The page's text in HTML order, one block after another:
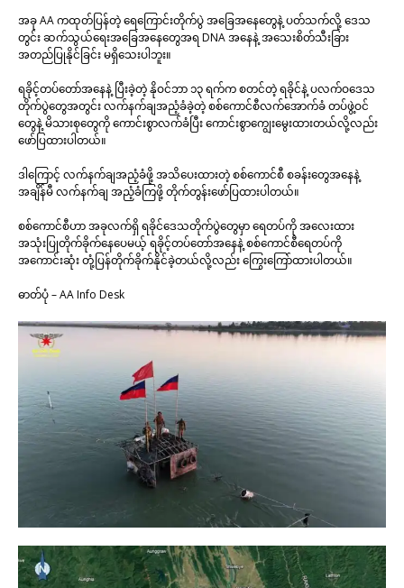
အခု AA ကထုတ်ပြန်တဲ့ ရေကြောင်းတိုက်ပွဲ အခြေအနေတွေနဲ့ ပတ်သက်လို့ ဒေသ
တွင်း ဆက်သွယ်ရေးအခြေအနေတွေအရ DNA အနေနဲ့ အသေးစိတ်သီးခြား
အတည်ပြုနိုင်ခြင်း မရှိသေးပါဘူး။
ရခိုင့်တပ်တော်အနေနဲ့ ပြီးခဲ့တဲ့ နိုဝင်ဘာ ၁၃ ရက်က စတင်တဲ့ ရခိုင်နဲ့ ပလက်ဝဒေသ
တိုက်ပွဲတွေအတွင်း လက်နက်ချအညံ့ခံခဲ့တဲ့ စစ်ကောင်စီလက်အောက်ခံ တပ်ဖွဲ့ဝင်
တွေနဲ့ မိသားစုတွေကို ကောင်းစွာလက်ခံပြီး ကောင်းစွာကျွေးမွေးထားတယ်လို့လည်း
ဖော်ပြထားပါတယ်။
ဒါကြောင့် လက်နက်ချအညံ့ခံဖို့ အသိပေးထားတဲ့ စစ်ကောင်စီ စခန်းတွေအနေနဲ့
အချိန်မီ လက်နက်ချ အညံ့ခံကြဖို့ တိုက်တွန်းဖော်ပြထားပါတယ်။
စစ်ကောင်စီဟာ အခုလက်ရှိ ရခိုင်ဒေသတိုက်ပွဲတွေမှာ ရေတပ်ကို အလေးထား
အသုံးပြုတိုက်ခိုက်နေပေမယ့် ရခိုင့်တပ်တော်အနေနဲ့ စစ်ကောင်စီရေတပ်ကို
အကောင်းဆုံး တုံ့ပြန်တိုက်ခိုက်နိုင်ခဲ့တယ်လို့လည်း ကြွေးကြော်ထားပါတယ်။
ဓာတ်ပုံ – AA Info Desk